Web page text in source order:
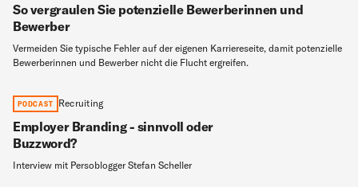
So vergraulen Sie potenzielle Bewerberinnen und
Bewerber
Vermeiden Sie typische Fehler auf der eigenen Karriereseite, damit potenzielle
Bewerberinnen und Bewerber nicht die Flucht ergreifen.
PODCAST Recruiting
Employer Branding - sinnvoll oder
Buzzword?
Interview mit Persoblogger Stefan Scheller